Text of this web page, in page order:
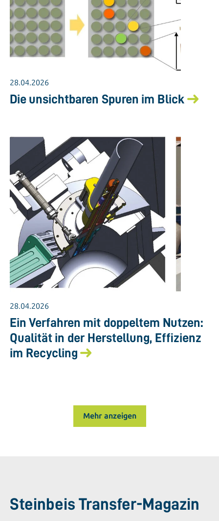
28.04.2026
Die unsichtbaren Spuren im Blick
28.04.2026
Ein Verfahren mit doppeltem Nutzen:
Qualität in der Herstellung, Effizienz
im Recycling
Mehr anzeigen
Steinbeis Transfer-Magazin